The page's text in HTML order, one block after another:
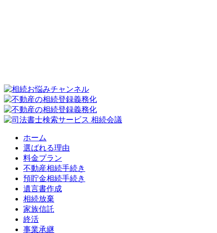
ホーム
選ばれる理由
料金プラン
不動産相続手続き
預貯金相続手続き
遺言書作成
相続放棄
家族信託
終活
事業承継